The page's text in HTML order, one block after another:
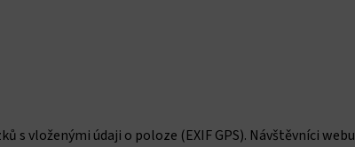
s vloženými údaji o poloze (EXIF GPS). Návštěvníci